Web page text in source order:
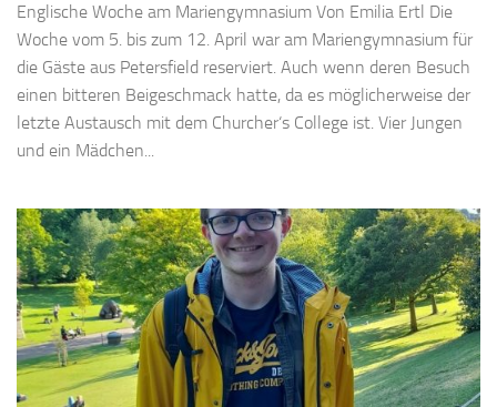
Englische Woche am Mariengymnasium Von Emilia Ertl Die
Woche vom 5. bis zum 12. April war am Mariengymnasium für
die Gäste aus Petersfield reserviert. Auch wenn deren Besuch
einen bitteren Beigeschmack hatte, da es möglicherweise der
letzte Austausch mit dem Churcher‘s College ist. Vier Jungen
und ein Mädchen...